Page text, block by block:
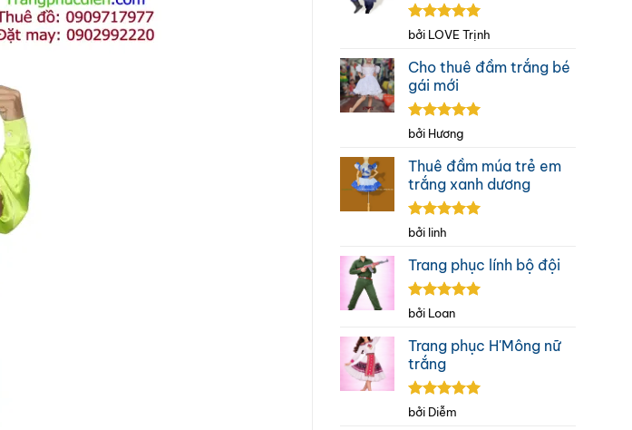
Được xếp
sao
bởi LOVE Trịnh
Cho thuê đầm trắng bé
gái mới
Được xếp
5
sao
bởi Hương
Thuê đầm múa trẻ em
trắng xanh dương
Được xếp
sao
bởi linh
Trang phục lính bộ đội
Được xếp
sao
bởi Loan
Trang phục H'Mông nữ
trắng
Được xếp
bởi Diễm